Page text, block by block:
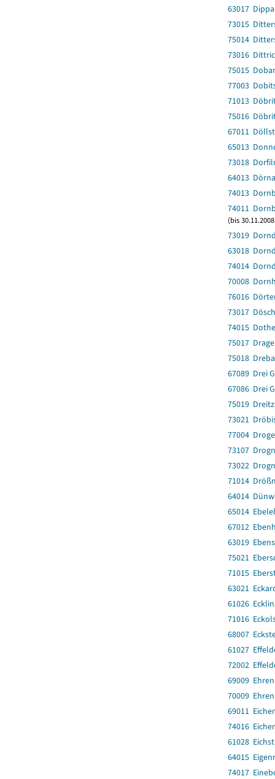
63017
73015
75014
73016
75015
77003
71013
75016
67011
65013
73018
64013 Dörna
74013
74011
(bis
73019
63018
74014
70008
76016
73017
74015
75017
75018 Dreba
67089 Drei
67086 Drei
75019
73021
77004
73107
73022
71014
64014
65014
67012
63019
75021
71015
63021
61026
71016
68007
61027
72002
69009
70009
69011
74016
61028
64015
74017